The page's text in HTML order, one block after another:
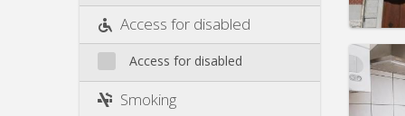
Access for disabled
Access for disabled
Smoking Rent: